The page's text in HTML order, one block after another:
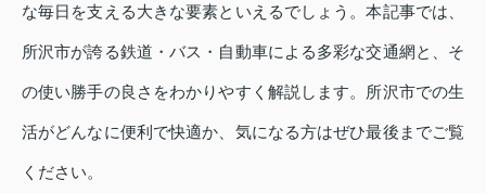
な毎日を支える大きな要素といえるでしょう。本記事では、
所沢市が誇る鉄道・バス・自動車による多彩な交通網と、そ
の使い勝手の良さをわかりやすく解説します。所沢市での生
活がどんなに便利で快適か、気になる方はぜひ最後までご覧
ください。